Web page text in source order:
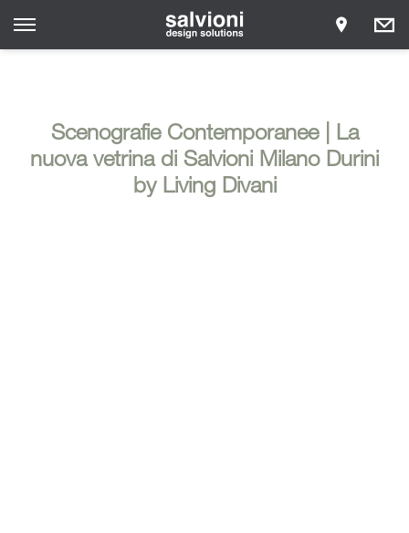
Scenografie Contemporanee | La
nuova vetrina di Salvioni Milano Durini
by Living Divani